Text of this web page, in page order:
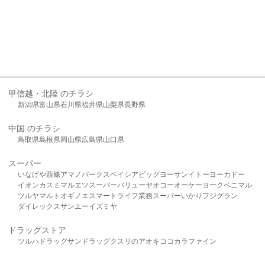
甲信越・北陸 のチラシ
新潟県富山県石川県福井県山梨県長野県
中国 のチラシ
鳥取県島根県岡山県広島県山口県
スーパー
いなげや西條アマノパークスベイシア ビッグヨーサンイトーヨーカドー
イオンカスミ マルエツスーパーバリューヤオコーオーケー ヨークベニマル
ツルヤマルト オギノ エスマート ライフ業務スーパーいかり フジグラン
ダイレックスサンエーイズミヤ
ドラッグストア
ツルハドラッグサンドラッグクスリのアオキ ココカラファイン